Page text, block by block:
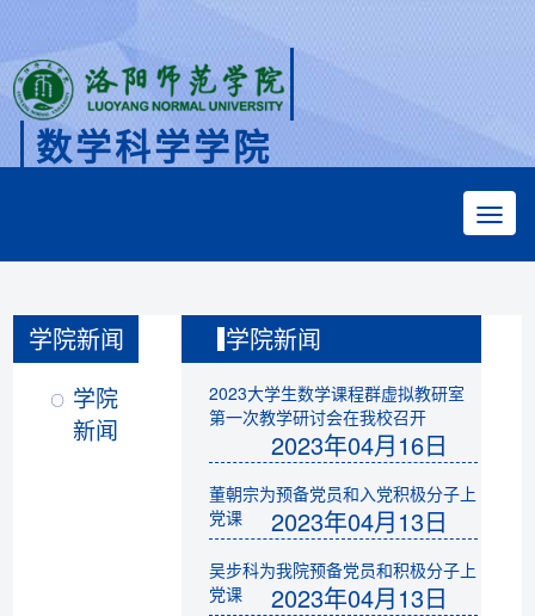
数学科学学院
学院新闻
学院
新闻
学院新闻
2023大学生数学课程群虚拟教研室
第一次教学研讨会在我校召开
2023年04月16日
董朝宗为预备党员和入党积极分子上
党课
2023年04月13日
吴步科为我院预备党员和积极分子上
党课
2023年04月13日